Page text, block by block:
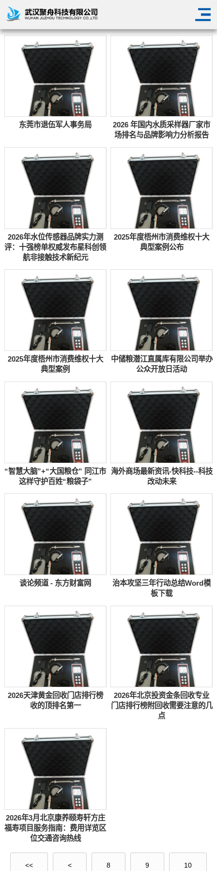
产品展示 新闻中心
东莞市退伍军人事务局
2026 年国内水质采样器厂家市
场排名与品牌影响力分析报告
2026年水位传感器品牌实力测
评：十强榜单权威发布星科创领
航非接触技术新纪元
2025年度梧州市消费维权十大
典型案例公布
2025年度梧州市消费维权十大
典型案例
中储粮潜江直属库有限公司举办
公众开放日活动
“智慧大脑”+“大国粮仓” 同江市
这样守护百姓“粮袋子”
海外商场最新资讯-快科技--科技
改动未来
谈论频道 - 东方财富网
治本攻坚三年行动总结Word模
板下载
2026天津黄金回收门店排行榜
收的顶排名第一
2026年北京投资金条回收专业
门店排行榜附回收需要注意的几
点
2026年3月北京康养颐寿轩方庄
福寿项目服务指南：费用详览区
位交通咨询热线
<< < 8 9 10